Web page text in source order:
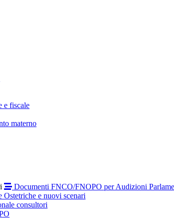
e fiscale
materno
Documenti FNCO/FNOPO per Audizioni
Ostetriche e nuovi scenari
consultori